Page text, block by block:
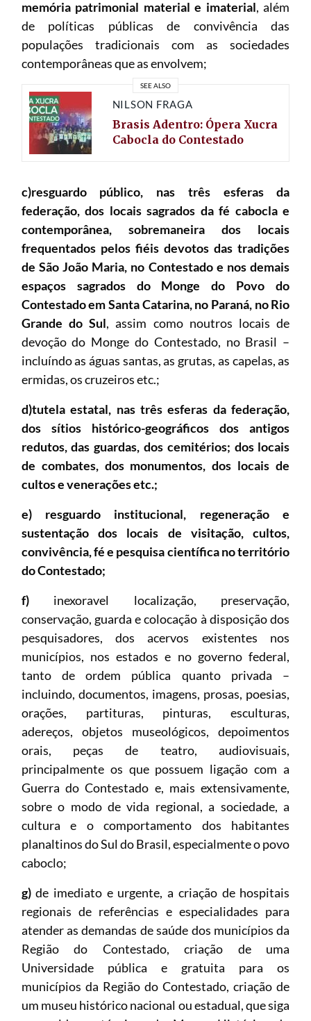
memória patrimonial material e imaterial, além
de políticas públicas de convivência das
populações tradicionais com as sociedades
contemporâneas que as envolvem;
SEE ALSO
NILSON FRAGA
Brasis Adentro: Ópera Xucra
Cabocla do Contestado
c)resguardo público, nas três esferas da
federação, dos locais sagrados da fé cabocla e
contemporânea, sobremaneira dos locais
frequentados pelos fiéis devotos das tradições
de São João Maria, no Contestado e nos demais
espaços sagrados do Monge do Povo do
Contestado em Santa Catarina, no Paraná, no Rio
Grande do Sul, assim como noutros locais de
devoção do Monge do Contestado, no Brasil –
incluíndo as águas santas, as grutas, as capelas, as
ermidas, os cruzeiros etc.;
d)tutela estatal, nas três esferas da federação,
dos sítios histórico-geográficos dos antigos
redutos, das guardas, dos cemitérios; dos locais
de combates, dos monumentos, dos locais de
cultos e venerações etc.;
e) resguardo institucional, regeneração e
sustentação dos locais de visitação, cultos,
convivência, fé e pesquisa científica no território
do Contestado;
f) inexoravel localização, preservação,
conservação, guarda e colocação à disposição dos
pesquisadores, dos acervos existentes nos
municípios, nos estados e no governo federal,
tanto de ordem pública quanto privada –
incluindo, documentos, imagens, prosas, poesias,
orações, partituras, pinturas, esculturas,
adereços, objetos museológicos, depoimentos
orais, peças de teatro, audiovisuais,
principalmente os que possuem ligação com a
Guerra do Contestado e, mais extensivamente,
sobre o modo de vida regional, a sociedade, a
cultura e o comportamento dos habitantes
planaltinos do Sul do Brasil, especialmente o povo
caboclo;
g)de imediato e urgente, a criação de hospitais
regionais de referências e especialidades para
atender as demandas de saúde dos municípios da
Região do Contestado, criação de uma
Universidade pública e gratuita para os
municípios da Região do Contestado, criação de
um museu histórico nacional ou estadual, que siga